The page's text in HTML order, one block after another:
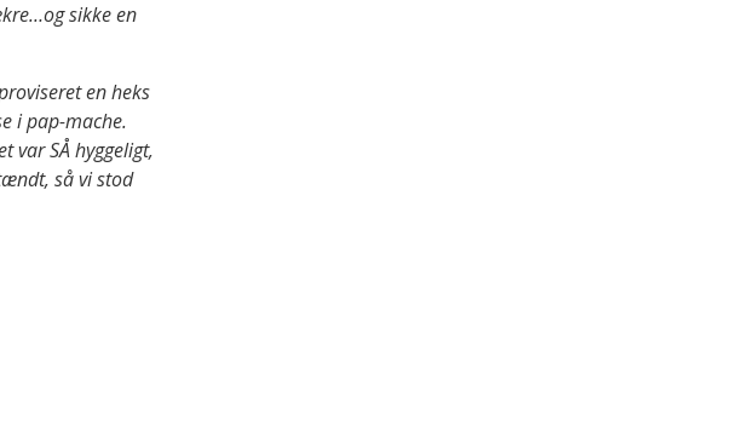
sikke en
en heks
i pap-mache.
var SÅ hyggeligt,
så vi stod